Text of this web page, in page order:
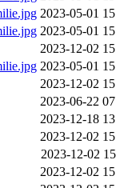
2023-05-01
2023-05-01
2023-12-02
2023-05-01
2023-12-02
2023-06-22
2023-12-18
2023-12-02
2023-12-02
2023-12-02